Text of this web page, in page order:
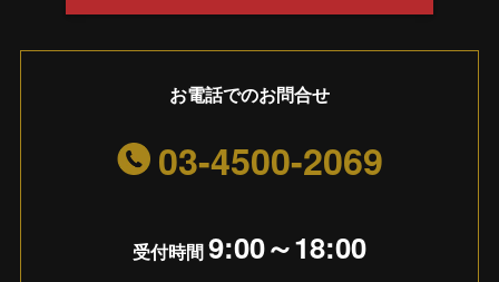
お電話でのお問合せ
03-4500-2069
受付時間9:00～18:00